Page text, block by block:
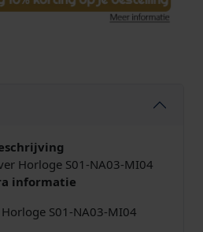
Horloge S01-NA03-MI04
informatie
S01-NA03-MI04